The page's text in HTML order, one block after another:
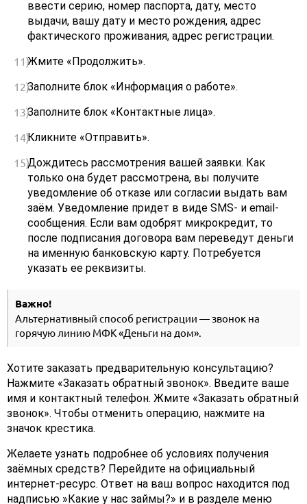
ввести серию, номер паспорта, дату, место
выдачи, вашу дату и место рождения, адрес
фактического проживания, адрес регистрации.
Жмите «Продолжить».
Заполните блок «Информация о работе».
Заполните блок «Контактные лица».
Кликните «Отправить».
Дождитесь рассмотрения вашей заявки. Как
только она будет рассмотрена, вы получите
уведомление об отказе или согласии выдать вам
заём. Уведомление придет в виде SMS- и email-
сообщения. Если вам одобрят микрокредит, то
после подписания договора вам переведут деньги
на именную банковскую карту. Потребуется
указать ее реквизиты.
Важно!
Альтернативный способ регистрации — звонок на
горячую линию МФК «Деньги на дом».
Хотите заказать предварительную консультацию?
Нажмите «Заказать обратный звонок». Введите ваше
имя и контактный телефон. Жмите «Заказать обратный
звонок». Чтобы отменить операцию, нажмите на
значок крестика.
Желаете узнать подробнее об условиях получения
заёмных средств? Перейдите на официальный
интернет-ресурс. Ответ на ваш вопрос находится под
надписью »Какие у нас займы?» и в разделе меню